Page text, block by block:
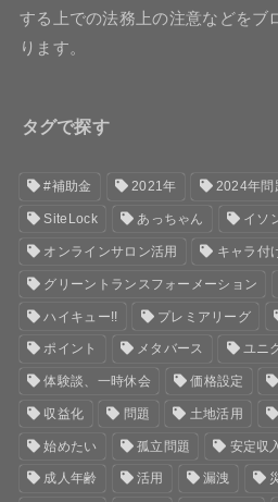
する上での法務上の注意などをブ
ります。
タグで探す
#補助金 2021年 2024年問
SiteLock あっちゃん イソ
オンラインサロン活用 キャラ付
グリーントランスフォーメーション
ハイキュー!! プレミアリーグ
ポイント メタバース ユニ
体験談、一時休会 価格設定
収益化 問題 土地活用
始めたい 孤立問題 安定収入
成人年齢 活用 漏洩